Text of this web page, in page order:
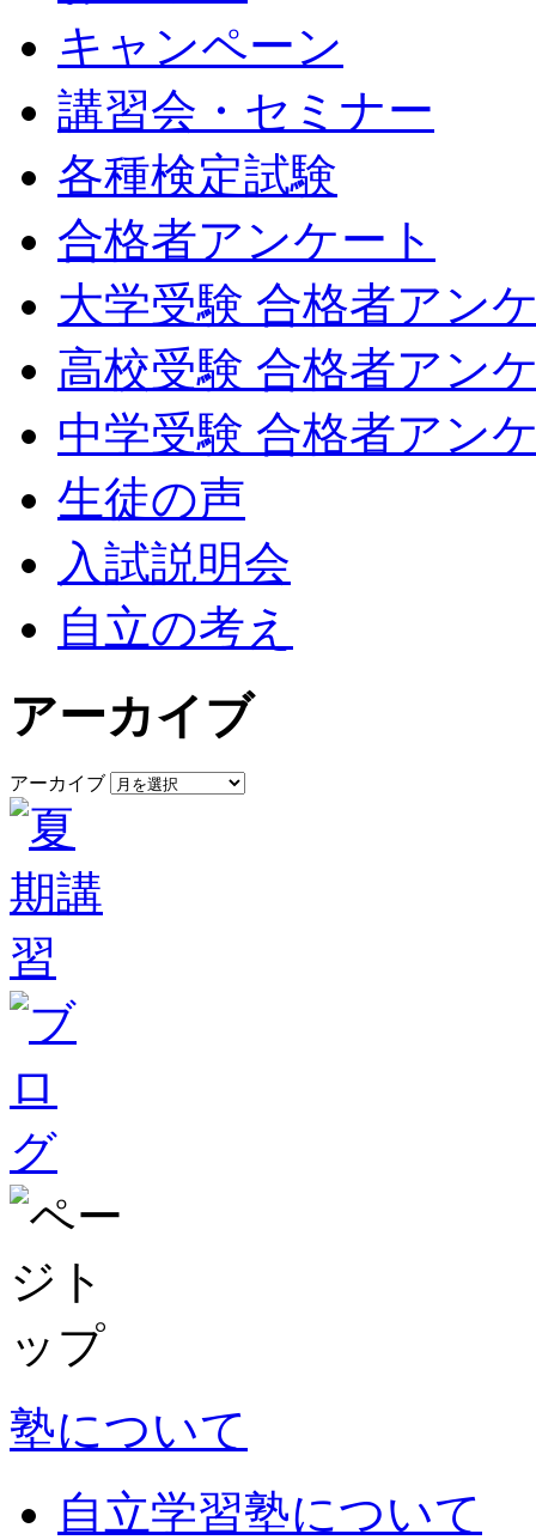
キャンペーン
講習会・セミナー
各種検定試験
合格者アンケート
大学受験 合格者アン
高校受験 合格者アン
中学受験 合格者アン
生徒の声
入試説明会
自立の考え
アーカイブ
アーカイブ
塾について
自立学習塾について